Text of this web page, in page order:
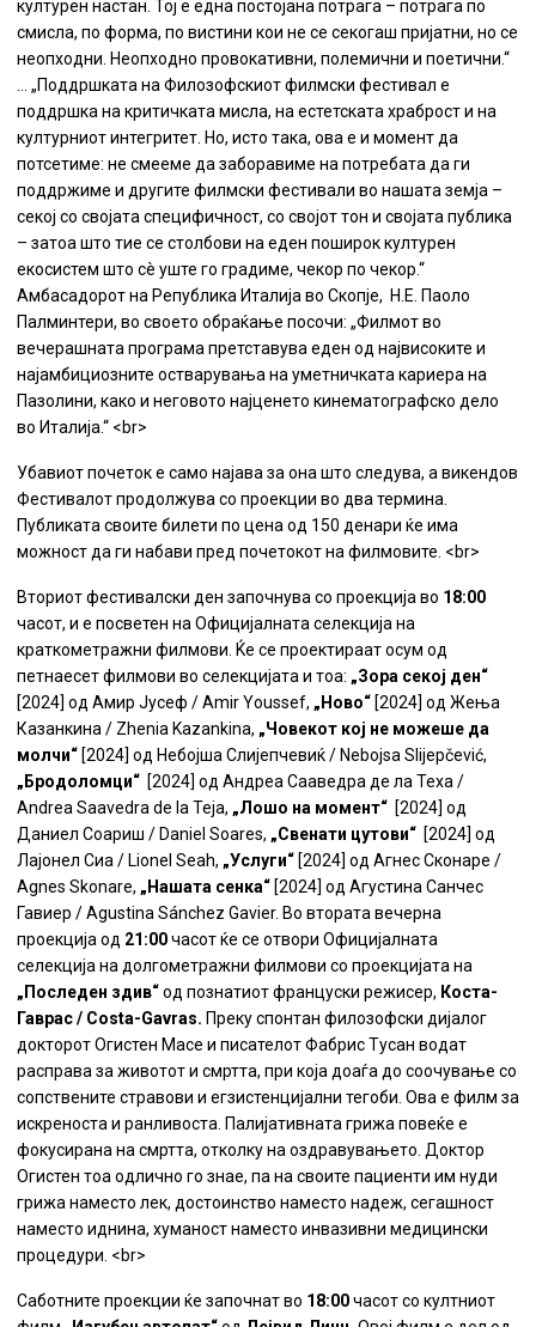
културен настан. Тој е една постојана потрага – потрага по
смисла, по форма, по вистини кои не се секогаш пријатни, но се
неопходни. Неопходно провокативни, полемични и поетични.“
… „Поддршката на Филозофскиот филмски фестивал е
поддршка на критичката мисла, на естетската храброст и на
културниот интегритет. Но, исто така, ова е и момент да
потсетиме: не смееме да заборавиме на потребата да ги
поддржиме и другите филмски фестивали во нашата земја –
секој со својата специфичност, со својот тон и својата публика
– затоа што тие се столбови на еден поширок културен
екосистем што сè уште го градиме, чекор по чекор.“
Амбасадорот на Република Италија во Скопје, Н.Е. Паоло
Палминтери, во своето обраќање посочи: „Филмот во
вечерашната програма претставува еден од највисоките и
најамбициозните остварувања на уметничката кариера на
Пазолини, како и неговото најценето кинематографско дело
во Италија.“ <br>
Убавиот почеток е само најава за она што следува, а викендов
Фестивалот продолжува со проекции во два термина.
Публиката своите билети по цена од 150 денари ќе има
можност да ги набави пред почетокот на филмовите. <br>
Вториот фестивалски ден започнува со проекција во 18:00
часот, и е посветен на Официјалната селекција на
краткометражни филмови. Ќе се проектираат осум од
петнаесет филмови во селекцијата и тоа: „Зора секој ден“
[2024] од Амир Јусеф / Amir Youssef, „Ново“ [2024] од Жења
Казанкина / Zhenia Kazankina, „Човекот кој не можеше да
молчи“ [2024] од Небојша Слијепчевиќ / Nebojsa Slijepčević,
„Бродоломци“ [2024] од Андреа Сааведра де ла Теха /
Andrea Saavedra de la Tejа, „Лошо на момент“ [2024] од
Даниел Соариш / Daniel Soares, „Свенати цутови“ [2024] од
Лајонел Сиа / Lionel Seah, „Услуги“ [2024] од Агнес Сконаре /
Agnes Skonare, „Нашата сенка“ [2024] од Агустина Санчес
Гавиер / Agustina Sánchez Gavier. Во втората вечерна
проекција од 21:00часот ќе се отвори Официјалната
селекција на долгометражни филмови со проекцијата на
„Последен здив“од познатиот француски режисер, Коста-
Гаврас / Costa-Gavras. Преку спонтан филозофски дијалог
докторот Огистен Масе и писателот Фабрис Тусан водат
расправа за животот и смртта, при која доаѓа до соочување со
сопствените стравови и егзистенцијални тегоби. Ова е филм за
искреноста и ранливоста. Палијативната грижа повеќе е
фокусирана на смртта, отколку на оздравувањето. Доктор
Огистен тоа одлично го знае, па на своите пациенти им нуди
грижа наместо лек, достоинство наместо надеж, сегашност
наместо иднина, хуманост наместо инвазивни медицински
процедури. <br>
Саботните проекции ќе започнат во 18:00часот со култниот